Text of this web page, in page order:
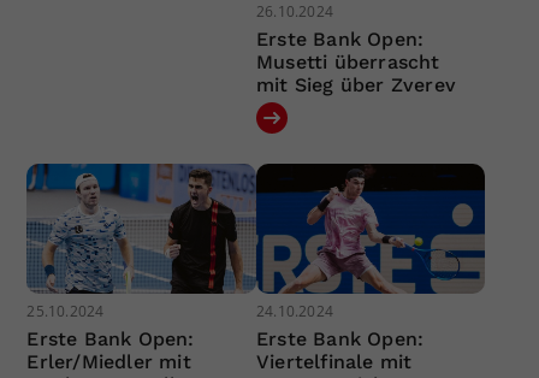
26.10.2024
Erste Bank Open:
Musetti überrascht
mit Sieg über Zverev
25.10.2024
Erste Bank Open:
Erler/Miedler mit
24.10.2024
Erste Bank Open:
Viertelfinale mit